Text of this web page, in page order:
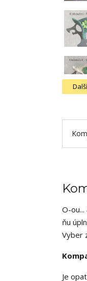
Další
O-
ňu
Vyber
Je